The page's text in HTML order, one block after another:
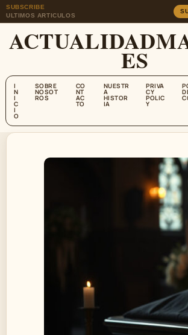
SUBSCRIBE
ULTIMOS ARTICULOS
ES
I
N
I
C
I
O
SOBRE
NOSOT
ROS
CO
NT
AC
TO
NUESTR
A
HISTOR
IA
PRIVA
CY
POLIC
Y